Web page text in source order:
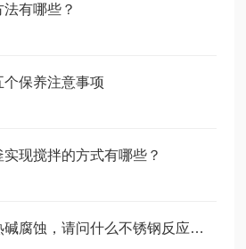
有哪些？
保养注意事项
现搅拌的方式有哪些？
需要耐60%硝酸和热碱腐蚀，请问什么不锈钢反应釜比较好？